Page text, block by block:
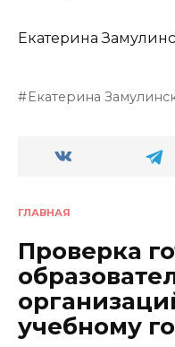
Екатерина
Екатерина
ГЛАВНАЯ
Проверка
учебному